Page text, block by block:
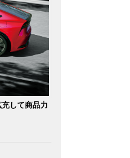
して商品力